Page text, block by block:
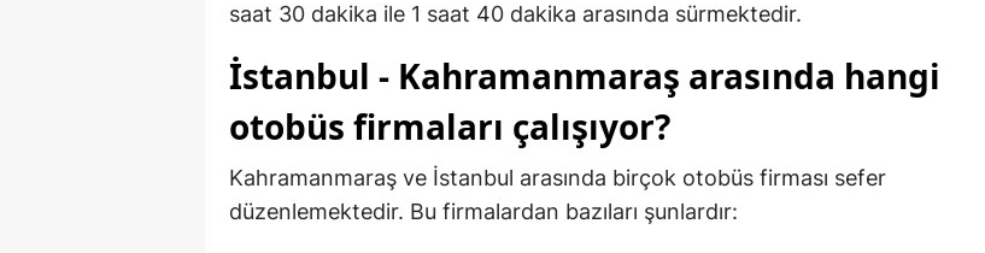
saat 30 dakika ile 1 saat 40 dakika arasında sürmektedir.
İstanbul - Kahramanmaraş arasında hangi
otobüs firmaları çalışıyor?
Kahramanmaraş ve İstanbul arasında birçok otobüs firması sefer
düzenlemektedir. Bu firmalardan bazıları şunlardır: